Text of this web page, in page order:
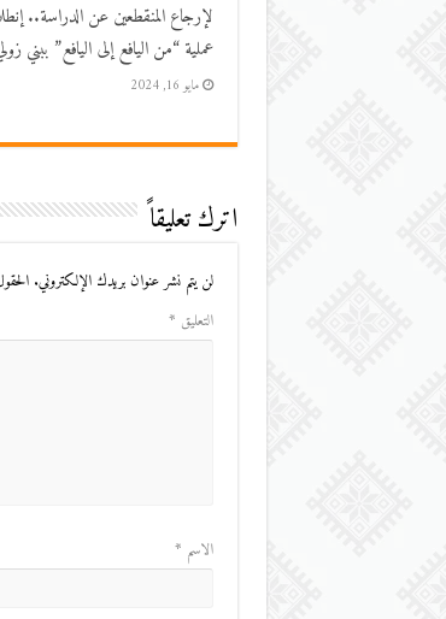
لإرجاع المنقطعين عن الدراسة..
عملية “من اليافع إلى اليافع” ببني
مايو 16, 2024
اترك تعليقاً
لن يتم نشر عنوان بريدك الإلكتروني.
التعليق *
الاسم *